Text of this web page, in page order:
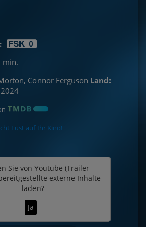
min.
Connor Ferguson Land:
Lust auf Ihr Kino!
Sie von Youtube (Trailer
externe Inhalte
laden?
Ja